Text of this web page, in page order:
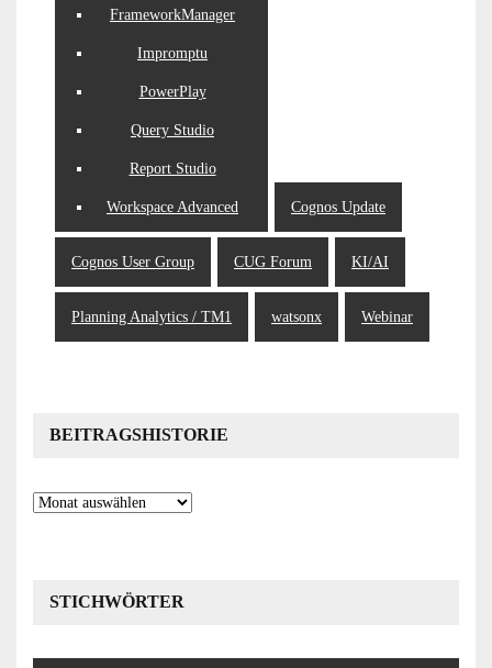
FrameworkManager
Impromptu
PowerPlay
Query Studio
Report Studio
Workspace Advanced Cognos Update
Cognos User Group CUG Forum KI/AI
Planning Analytics / TM1 watsonx Webinar
BEITRAGSHISTORIE
Beitragshistorie
STICHWÖRTER